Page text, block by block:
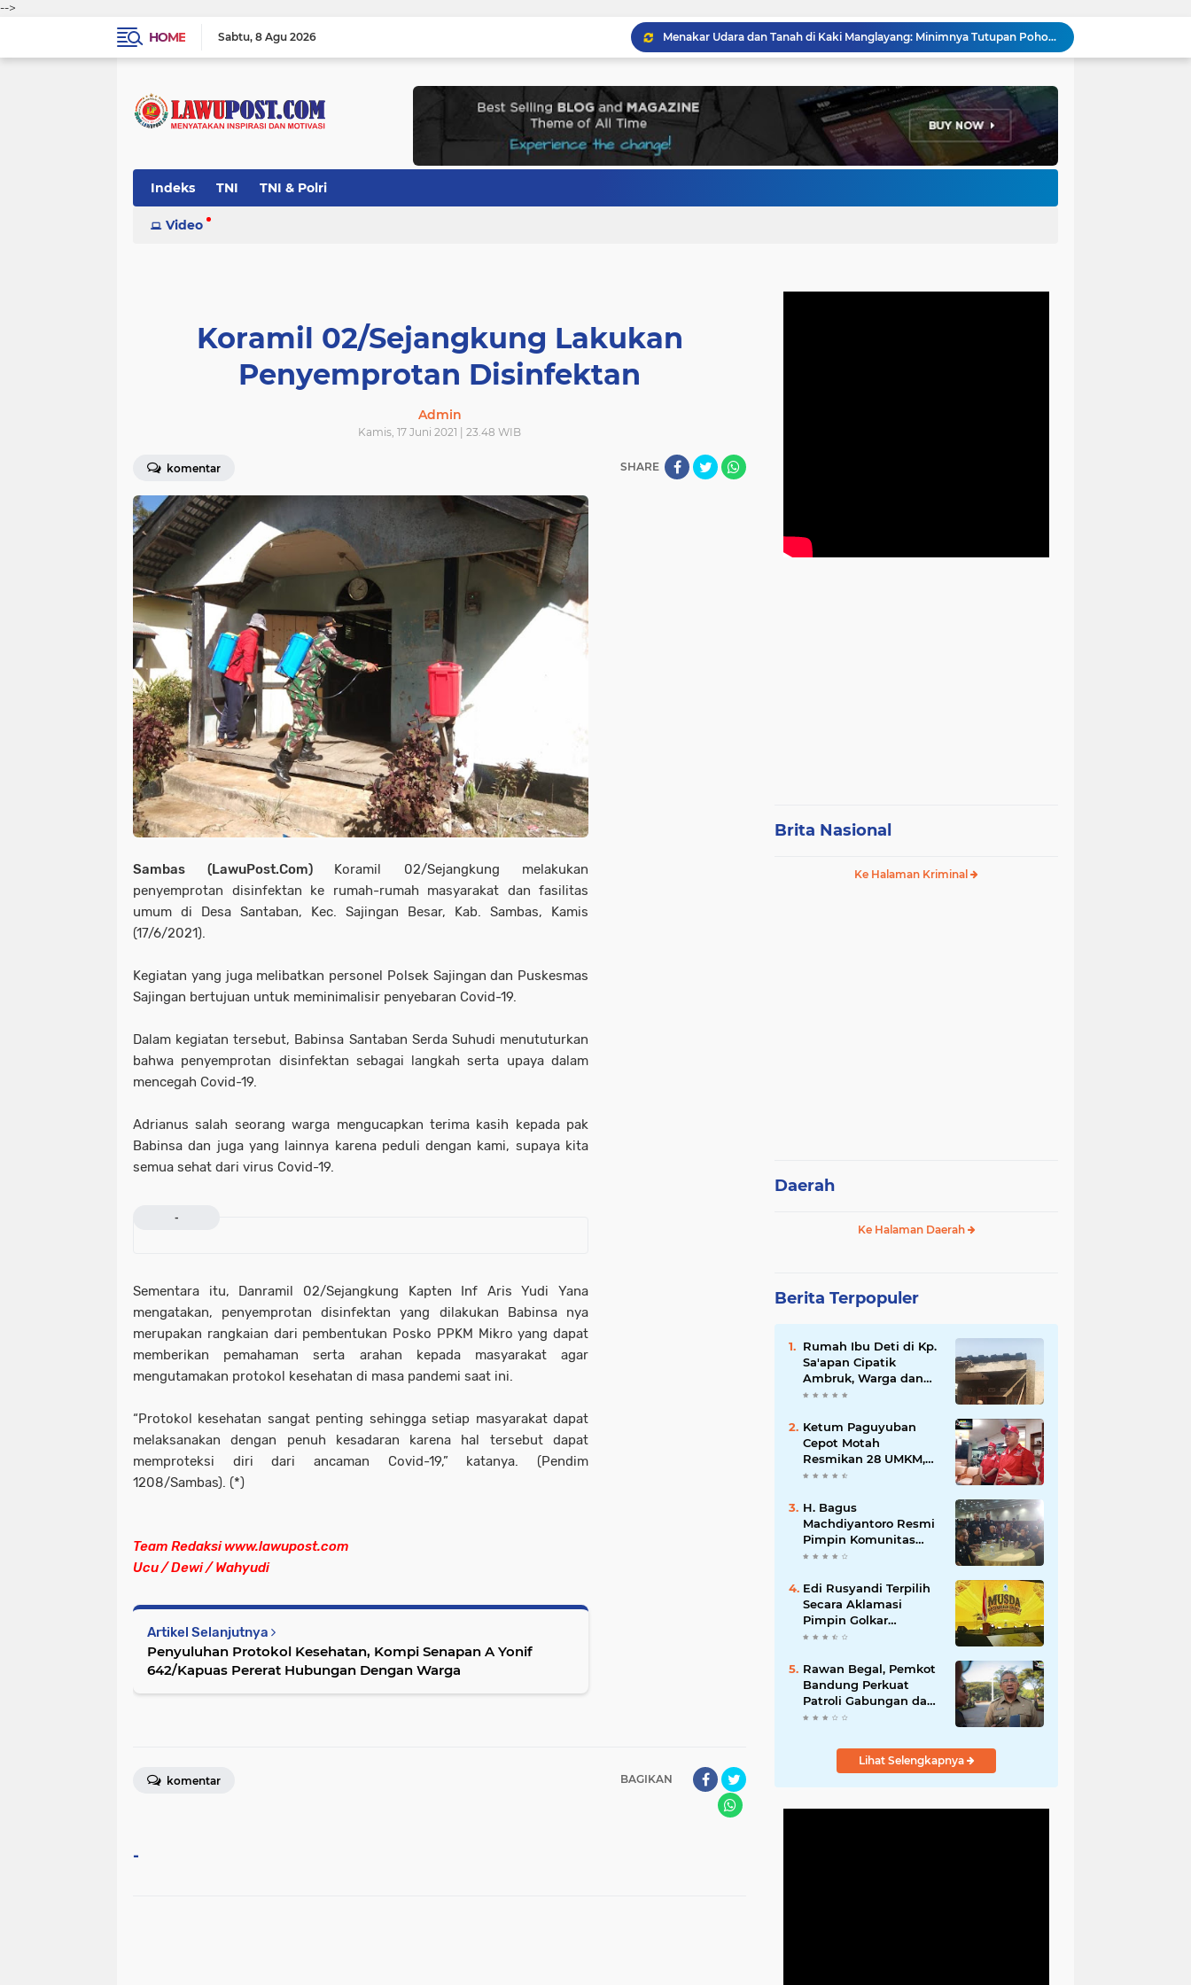
-->
HOME
Sabtu 8 Agu 2026
Menakar Udara dan Tanah di Kaki Manglayang: Minimnya Tutupan Pohon di Blok Padaemut-Cigupakan Tingkatkan Risiko Klimatologi dan Ekologi
Anggota DPRD Kota Bandung Soroti Jalan Gelap, Desak Pemkot Prioritaskan Pembenahan PJU
Edi Rusyandi Terpilih Secara Aklamasi Pimpin Golkar Bandung Barat, Tonggak Baru Kepemimpinan Harmonis "Turun Ranjang"
Program Gaslah Kota Bandung Raih Apresiasi Pemerintah Pusat, Pengolahan Sampah Capai 30 Persen
Penataan Kabel Udara FO di Cimahi Capai 15 KM, Target Kota Bebas Kabel Semrawut
Indeks TNI TNI & Polri
Video
Koramil 02/Sejangkung Lakukan
Penyemprotan Disinfektan
Admin
Kamis, 17 Juni 2021 | 23.48 WIB
komentar SHARE
Sambas (LawuPost.Com) Koramil 02/Sejangkung melakukan
penyemprotan disinfektan ke rumah-rumah masyarakat dan fasilitas
umum di Desa Santaban, Kec. Sajingan Besar, Kab. Sambas, Kamis
(17/6/2021).
Kegiatan yang juga melibatkan personel Polsek Sajingan dan Puskesmas
Sajingan bertujuan untuk meminimalisir penyebaran Covid-19.
Dalam kegiatan tersebut, Babinsa Santaban Serda Suhudi menututurkan
bahwa penyemprotan disinfektan sebagai langkah serta upaya dalam
mencegah Covid-19.
Adrianus salah seorang warga mengucapkan terima kasih kepada pak
Babinsa dan juga yang lainnya karena peduli dengan kami, supaya kita
semua sehat dari virus Covid-19.
-
Sementara itu, Danramil 02/Sejangkung Kapten Inf Aris Yudi Yana
mengatakan, penyemprotan disinfektan yang dilakukan Babinsa nya
merupakan rangkaian dari pembentukan Posko PPKM Mikro yang dapat
memberikan pemahaman serta arahan kepada masyarakat agar
mengutamakan protokol kesehatan di masa pandemi saat ini.
“Protokol kesehatan sangat penting sehingga setiap masyarakat dapat
melaksanakan dengan penuh kesadaran karena hal tersebut dapat
memproteksi diri dari ancaman Covid-19,” katanya. (Pendim
1208/Sambas). (*)
Team Redaksi www.lawupost.com
Ucu / Dewi / Wahyudi
Artikel Selanjutnya
Penyuluhan Protokol Kesehatan, Kompi Senapan A Yonif
642/Kapuas Pererat Hubungan Dengan Warga
BAGIKAN
komentar
-
Brita Nasional
Ke Halaman Kriminal
Daerah
Ke Halaman Daerah
Berita Terpopuler
Rumah Ibu Deti di Kp.
Sa'apan Cipatik
Ambruk, Warga dan
Pemdes Sigap Bantu
Ketum Paguyuban
Cepot Motah
Resmikan 28 UMKM,
Siap Gelar Festival
Jalan Braga
H. Bagus
Machdiyantoro Resmi
Pimpin Komunitas
BBC Periode 2026–
Solidaritas dan
Hadirkan Program
Nyata untuk
Masyarakat
Edi Rusyandi Terpilih
Secara Aklamasi
Pimpin Golkar
Bandung Barat,
Kepemimpinan
Harmonis "Turun
Ranjang"
Rawan Begal, Pemkot
Bandung Perkuat
Patroli Gabungan dan
Pengawasan Digital
Lihat Selengkapnya